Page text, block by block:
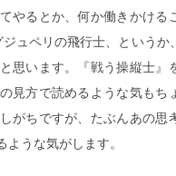
やるとか、何か働きかける
ュペリの飛行士、というか
思います。『戦う操縦士』
見方で読めるような気もち
がちですが、たぶんあの思
うな気がします。